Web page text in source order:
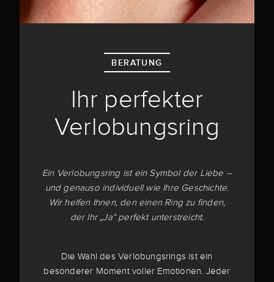
BERATUNG
Ihr perfekter
Verlobungsring
Ein Verlobungsring ist ein Symbol der Liebe –
und genauso individuell wie Ihre Geschichte.
Wir helfen Ihnen, den einen Ring zu finden,
der Ihr „Ja“ perfekt unterstreicht.
Die Wahl des Verlobungsrings ist ein
besonderer Moment voller Emotionen. Jeder